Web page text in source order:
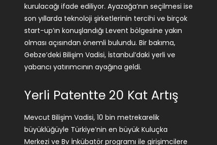
kurulacağı ifade ediliyor. Ayazağa’nın seçilmesi ise
son yıllarda teknoloji şirketlerinin tercihi ve birçok
start-up’ın konuşlandığı Levent bölgesine yakın
olması açısından önemli bulundu. Bir bakıma,
Gebze’deki Bilişim Vadisi, İstanbul’daki yerli ve
yabancı yatırımcının ayağına geldi.
Yerli Patentte 20 Kat Artış
Mevcut Bilişim Vadisi, 10 bin metrekarelik
büyüklüğüyle Türkiye’nin en büyük Kuluçka
Merkezi ve Bv İnkübatör programı ile girişimcilere